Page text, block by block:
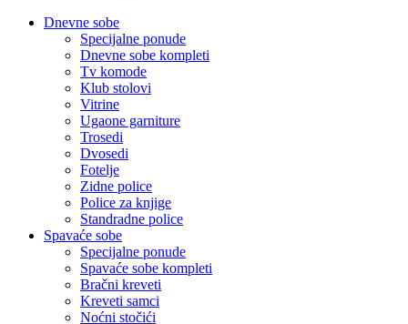
Dnevne sobe
Specijalne ponude
Dnevne sobe kompleti
Tv komode
Klub stolovi
Vitrine
Ugaone garniture
Trosedi
Dvosedi
Fotelje
Zidne police
Police za knjige
Standradne police
Spavaće sobe
Specijalne ponude
Spavaće sobe kompleti
Bračni kreveti
Kreveti samci
Noćni stočići